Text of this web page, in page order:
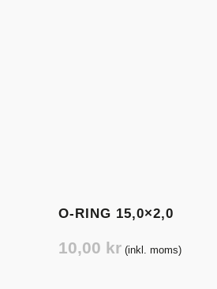
O-RING 15,0×2,0
10,00 kr (inkl. moms)